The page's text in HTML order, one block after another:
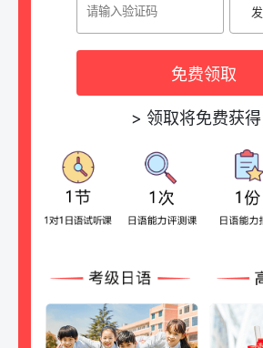
免费领取
> 领取将免费获得